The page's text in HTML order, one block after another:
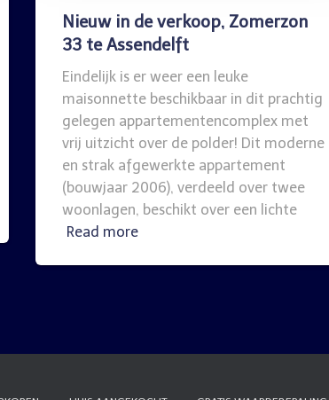
Nieuw in de verkoop, Zomerzon
33 te Assendelft
Eindelijk is er weer een leuke
maisonnette beschikbaar in dit prachtig
gelegen appartementencomplex met
vrij uitzicht over de polder! Dit moderne
en strak afgewerkte appartement
(bouwjaar 2006), verdeeld over twee
woonlagen, beschikt over een lichte
Read more